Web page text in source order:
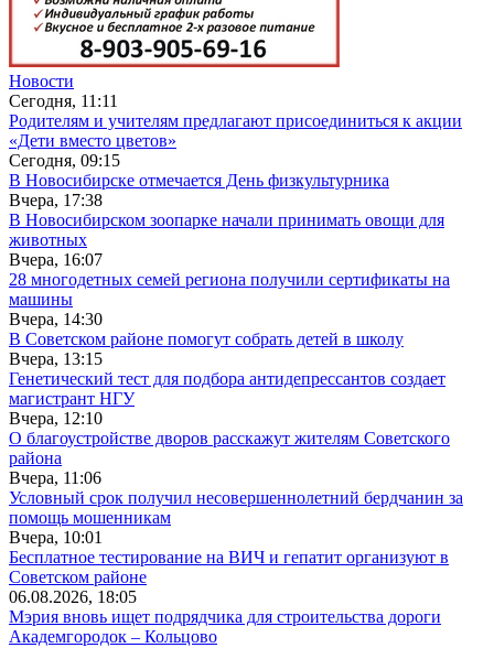
Новости
Сегодня, 11:11
Родителям и учителям предлагают присоединиться к акции
«Дети вместо цветов»
Сегодня, 09:15
В Новосибирске отмечается День физкультурника
Вчера, 17:38
В Новосибирском зоопарке начали принимать овощи для
животных
Вчера, 16:07
28 многодетных семей региона получили сертификаты на
машины
Вчера, 14:30
В Советском районе помогут собрать детей в школу
Вчера, 13:15
Генетический тест для подбора антидепрессантов создает
магистрант НГУ
Вчера, 12:10
О благоустройстве дворов расскажут жителям Советского
района
Вчера, 11:06
Условный срок получил несовершеннолетний бердчанин за
помощь мошенникам
Вчера, 10:01
Бесплатное тестирование на ВИЧ и гепатит организуют в
Советском районе
06.08.2026, 18:05
Мэрия вновь ищет подрядчика для строительства дороги
Академгородок – Кольцово